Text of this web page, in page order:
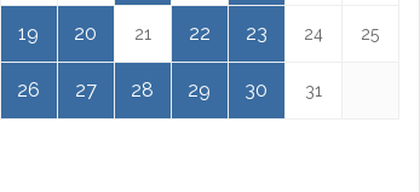
19 20 21 22 23 24 25
26 27 28 29 30 31